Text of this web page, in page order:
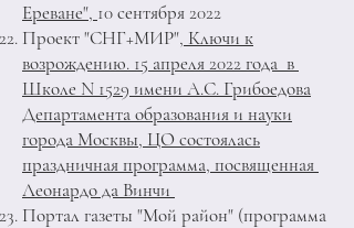
Ереване", 10 сентября 2022
Проект "СНГ+МИР", Ключи к
возрождению. 15 апреля 2022 года в
Школе N 1529 имени А.С. Грибоедова
Департамента образования и науки
города Москвы, ЦО состоялась
праздничная программа, посвященная
Леонардо да Винчи
Портал газеты "Мой район" (программа